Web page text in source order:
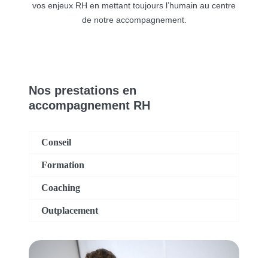
vos enjeux RH en mettant toujours l’humain au centre
de notre accompagnement.
Nos prestations en
accompagnement RH
Conseil
Formation
Coaching
Outplacement